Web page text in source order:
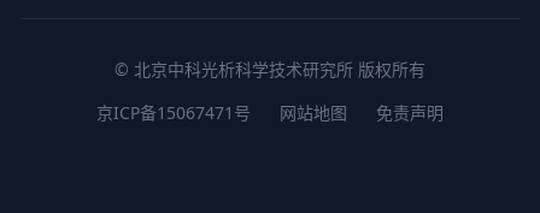
© 北京中科光析科学技术研究所 版权所有
京ICP备15067471号
网站地图 免责声明